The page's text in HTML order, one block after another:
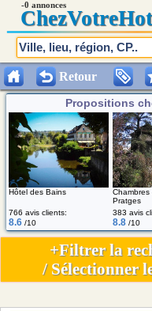
Propositions
Hôtel des Bains
Pratges
766 avis clients:
8.6 /10
383 avis
8.8 /10
Retour
-0 annonces
Chez
+Filtrer la
/ Sélectionner